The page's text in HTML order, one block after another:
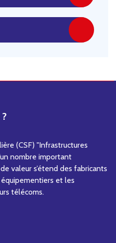
(CSF) "Infrastructures
nombre important
valeur s’étend des fabricants
et les
télécoms.